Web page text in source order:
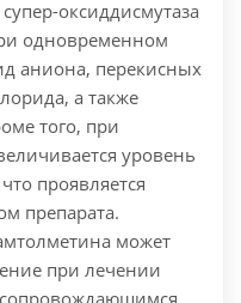
оксиддисмутаза
одновременном
аниона, перекисных
а также
того, при
уровень
проявляется
препарата.
может
при лечении